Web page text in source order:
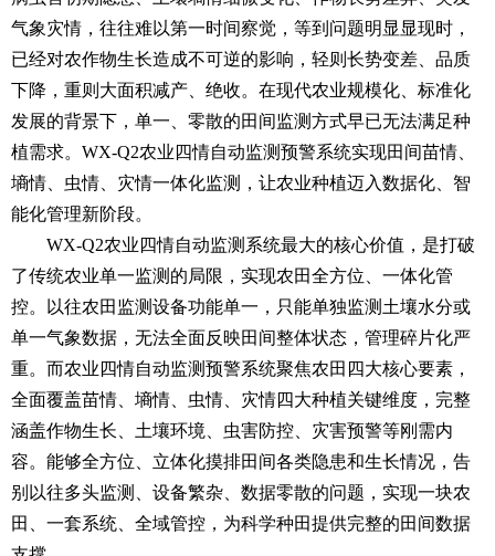
气象灾情，往往难以第一时间察觉，等到问题明显显现时，
已经对农作物生长造成不可逆的影响，轻则长势变差、品质
下降，重则大面积减产、绝收。在现代农业规模化、标准化
发展的背景下，单一、零散的田间监测方式早已无法满足种
植需求。WX-Q2农业四情自动监测预警系统实现田间苗情、
墒情、虫情、灾情一体化监测，让农业种植迈入数据化、智
能化管理新阶段。
WX-Q2农业四情自动监测系统最大的核心价值，是打破
了传统农业单一监测的局限，实现农田全方位、一体化管
控。以往农田监测设备功能单一，只能单独监测土壤水分或
单一气象数据，无法全面反映田间整体状态，管理碎片化严
重。而农业四情自动监测预警系统聚焦农田四大核心要素，
全面覆盖苗情、墒情、虫情、灾情四大种植关键维度，完整
涵盖作物生长、土壤环境、虫害防控、灾害预警等刚需内
容。能够全方位、立体化摸排田间各类隐患和生长情况，告
别以往多头监测、设备繁杂、数据零散的问题，实现一块农
田、一套系统、全域管控，为科学种田提供完整的田间数据